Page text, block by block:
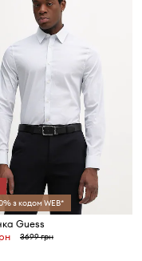
з кодом WEB*
Guess
3699 грн